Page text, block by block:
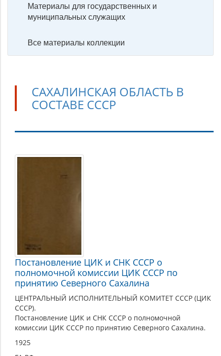
Материалы для государственных и
муниципальных служащих
Все материалы коллекции
САХАЛИНСКАЯ ОБЛАСТЬ В
СОСТАВЕ СССР
Сахалинская
Постановление ЦИК и СНК СССР о
полномочной комиссии ЦИК СССР по
принятию Северного Сахалина
ЦЕНТРАЛЬНЫЙ ИСПОЛНИТЕЛЬНЫЙ КОМИТЕТ СССР (ЦИК
СССР).
Постановление ЦИК и СНК СССР о полномочной
комиссии ЦИК СССР по принятию Северного Сахалина.
1925